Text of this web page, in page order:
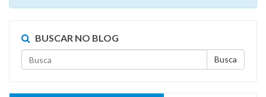
BUSCAR NO BLOG
Busca